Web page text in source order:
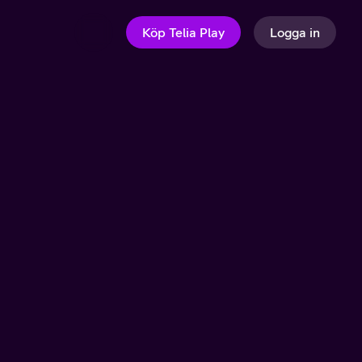
Köp Telia Play Logga in